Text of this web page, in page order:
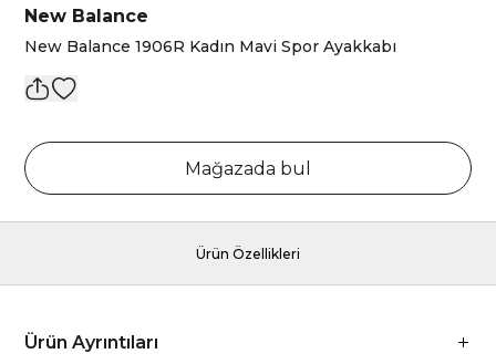
New Balance
New Balance 1906R Kadın Mavi Spor Ayakkabı
Mağazada bul
Ürün Özellikleri
Ürün Ayrıntıları